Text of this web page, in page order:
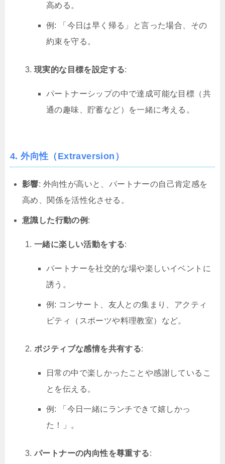
高める。
例: 「今日は早く帰る」と言った場合、その
約束を守る。
現実的な目標を設定する:
パートナーシップの中で達成可能な目標（共
通の趣味、貯蓄など）を一緒に考える。
4. 外向性（Extraversion）
影響: 外向性が高いと、パートナーの自己肯定感を
高め、関係を活性化させる。
意識した行動の例 :
一緒に楽しい活動をする:
パートナーを社交的な場や楽しいイベントに
誘う。
例: コンサート、友人との集まり、アクティ
ビティ（スポーツや料理教室）など。
ポジティブな感情を共有する:
日常の中で楽しかったことや感謝しているこ
とを伝える。
例: 「今日一緒にランチできて嬉しかっ
た！」。
パートナーの内向性を尊重する: